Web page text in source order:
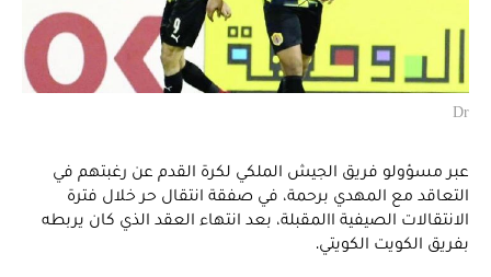
Dr
عبر مسؤولو فريق الجيش الملكي لكرة القدم عن رغبتهم في
التعاقد مع المهدي برحمة، في صفقة انتقال حر خلال فترة
الانتقالات الصيفية االمقبلة، بعد انتهاء العقد الذي كان يربطه
بفريق الكويت الكويتي.